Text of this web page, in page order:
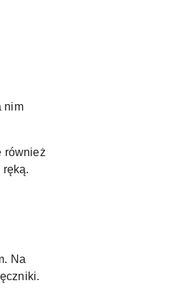
nim
również
ręką.
Na